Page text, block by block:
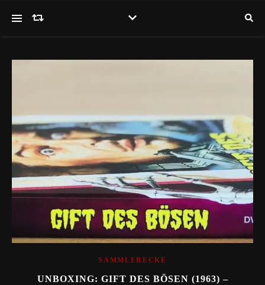
SAMMLERECKE
UNBOXING: GIFT DES BÖSEN (1963) –